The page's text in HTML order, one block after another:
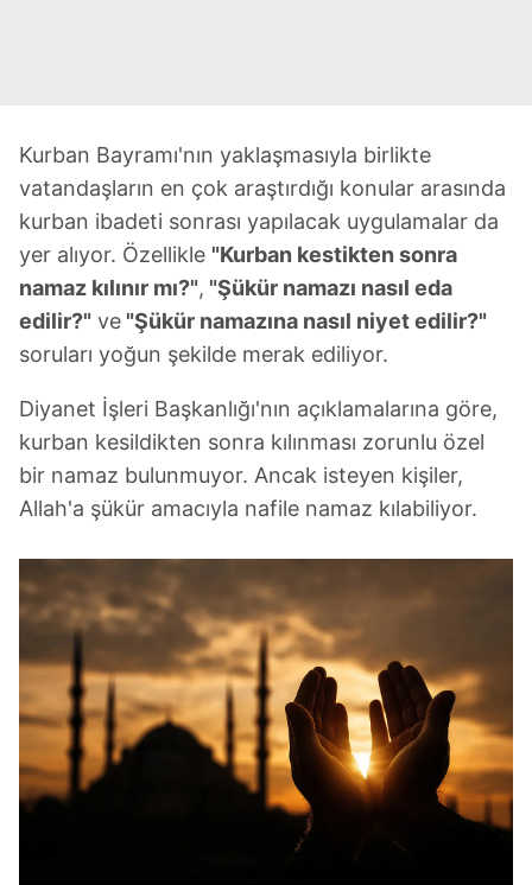
Kurban Bayramı'nın yaklaşmasıyla birlikte
vatandaşların en çok araştırdığı konular arasında
kurban ibadeti sonrası yapılacak uygulamalar da
yer alıyor. Özellikle "Kurban kestikten sonra
namaz kılınır mı?", "Şükür namazı nasıl eda
edilir?" ve "Şükür namazına nasıl niyet edilir?"
soruları yoğun şekilde merak ediliyor.
Diyanet İşleri Başkanlığı'nın açıklamalarına göre,
kurban kesildikten sonra kılınması zorunlu özel
bir namaz bulunmuyor. Ancak isteyen kişiler,
Allah'a şükür amacıyla nafile namaz kılabiliyor.